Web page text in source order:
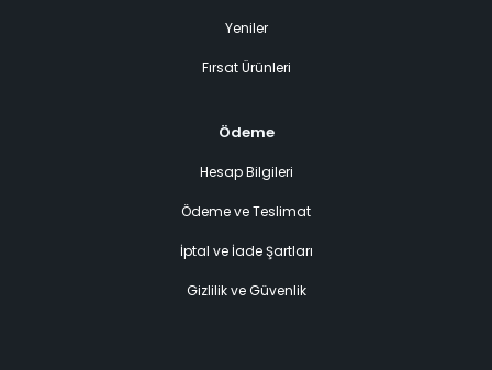
Yeniler
Fırsat Ürünleri
Ödeme
Hesap Bilgileri
Ödeme ve Teslimat
İptal ve İade Şartları
Gizlilik ve Güvenlik